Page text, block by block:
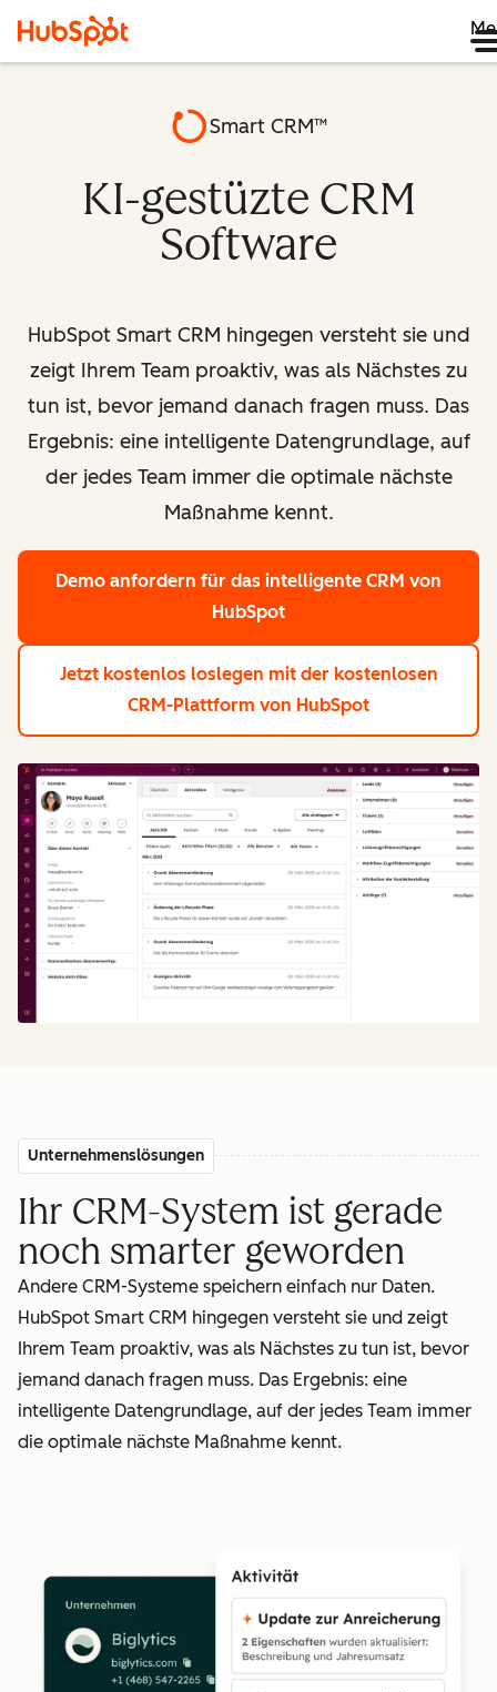
Smart CRM™
KI-gestüzte CRM
Software
HubSpot Smart CRM hingegen versteht sie und
zeigt Ihrem Team proaktiv, was als Nächstes zu
tun ist, bevor jemand danach fragen muss. Das
Ergebnis: eine intelligente Datengrundlage, auf
der jedes Team immer die optimale nächste
Maßnahme kennt.
Demo anfordern für das intelligente CRM von
HubSpot
Jetzt kostenlos loslegen mit der kostenlosen
CRM-Plattform von HubSpot
Unternehmenslösungen
Ihr CRM-System ist gerade
noch smarter geworden
Andere CRM-Systeme speichern einfach nur Daten.
HubSpot Smart CRM hingegen versteht sie und zeigt
Ihrem Team proaktiv, was als Nächstes zu tun ist, bevor
jemand danach fragen muss. Das Ergebnis: eine
intelligente Datengrundlage, auf der jedes Team immer
die optimale nächste Maßnahme kennt.